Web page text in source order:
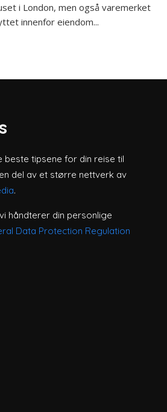
i London, men også varemerket
innenfor eiendom...
beste tipsene for din reise til
del av et større nettverk av
.
håndterer din personlige
Data Protection Regulation